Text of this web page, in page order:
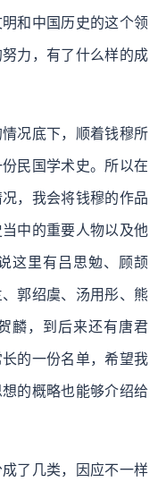
和中国历史的这个领
力，有了什么样的成
况底下，顺着钱穆所
民国学术史。所以在
，我会将钱穆的作品
中的重要人物以及他
这里有吕思勉、顾颉
郭绍虞、汤用彤、熊
麟，到后来还有唐君
的一份名单，希望我
的概略也能够介绍给
了几类，因应不一样